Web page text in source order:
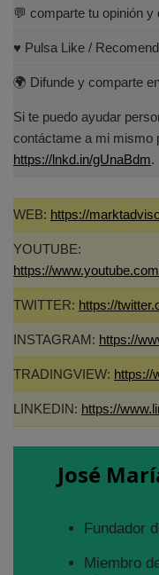
💬 comparte tu opinión y
♥️ Pulsa Like /
🌍 Difunde y comparte
Si te puedo ayudar
contáctame a mi mismo
https://lnkd.in/gUnaBdm.
WEB: https://
YOUTUBE:
https://
TWITTER: https://
INSTAGRAM: https://
TRADINGVIEW: https://
LINKEDIN: https://
José
Fundador
Miembro